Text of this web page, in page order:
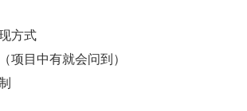
方式
项目中有就会问到）